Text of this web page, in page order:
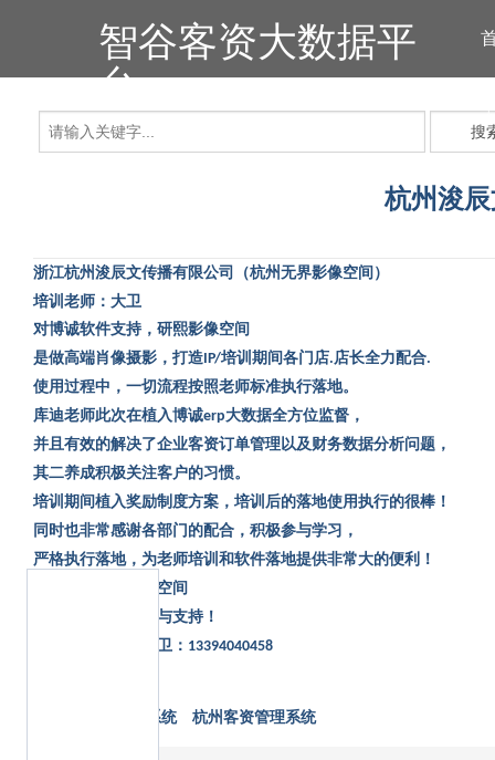
智谷客资大数据平
台
搜
杭州浚
浙江杭州浚辰文传播有限公司 （杭州无界影像空间 ）
培训老师：大卫
对博诚软件支持，研熙影像空间
是做高端肖像摄影，打造IP/培训期间各门店.店长全力配合.
使用过程中，一切流程按照老师标准执行落地。
库迪老师此次在植入博诚erp大数据全方位监督，
并且有效的解决了企业客资订单管理以及财务数据分析问题，
其二养成积极关注客户的习惯。
培训期间植入奖励制度方案，培训后的落地使用执行的很棒！
同时也非常感谢各部门的配合，积极参与学习，
严格执行落地，为老师培训和软件落地提供非常大的便利！
再次感谢无界影像空间
对博诚系统的信任与支持！
有续有问题联系大卫： 13394040458
客资管理系统 杭州客资管理系统